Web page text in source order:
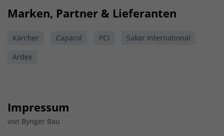
Marken, Partner & Lieferanten
Kärcher Caparol PCI
Sakar International
Ardex
Impressum
von Bynger Bau